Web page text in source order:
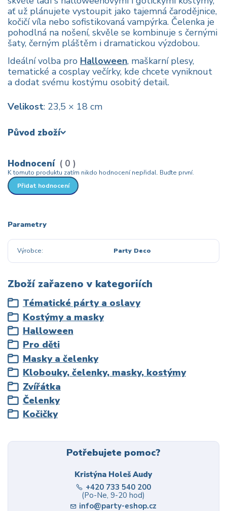
ať už plánujete vystoupit jako tajemná čarodějnice,
kočičí víla nebo sofistikovaná vampýrka. Čelenka je
pohodlná na nošení, skvěle se kombinuje s černými
šaty, černým pláštěm i dramatickou výzdobou.
Ideální volba pro Halloween, maškarní plesy,
tematické a cosplay večírky, kde chcete vyniknout
a dodat svému kostýmu osobitý detail.
Velikost: 23,5 × 18 cm
Původ zboží
Hodnocení 0
K tomuto produktu zatím nikdo hodnocení nepřidal. Buďte první.
Přidat hodnocení
Parametry
Výrobce Party Deco
Zboží zařazeno v kategoriích
Tématické párty a oslavy
Kostýmy a masky
Halloween
Pro děti
Masky a čelenky
Klobouky, čelenky, masky, kostýmy
Zvířátka
Čelenky
Kočičky
Potřebujete pomoc?
Kristýna Holeš Audy
+420 733 540 200
(Po-Ne, 9-20 hod)
info@party-eshop.cz